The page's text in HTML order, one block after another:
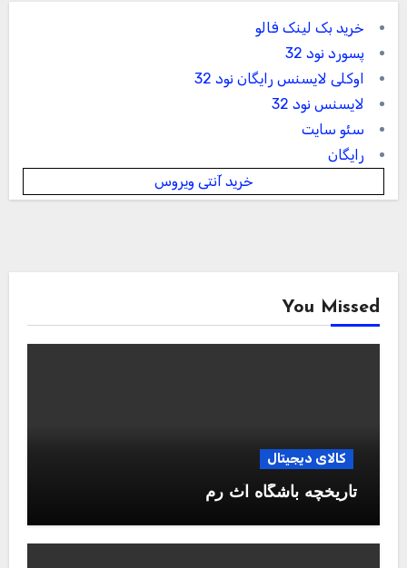
خرید بک لینک فالو
پسورد نود 32
اوکلی لایسنس رایگان نود 32
لایسنس نود 32
سئو سایت
رایگان
خرید آنتی ویروس
You Missed
کالای دیجیتال
تاریخچه باشگاه آث رم